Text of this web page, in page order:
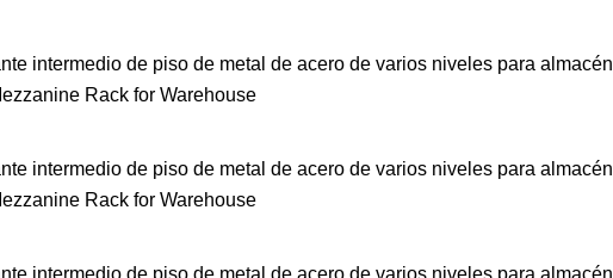
intermedio de piso de metal de acero de varios niveles para almacén
intermedio de piso de metal de acero de varios niveles para almacén
intermedio de piso de metal de acero de varios niveles para almacén